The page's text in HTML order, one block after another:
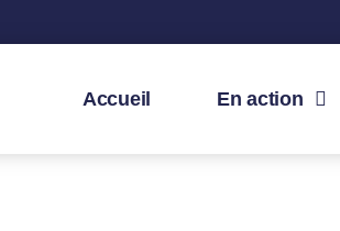
Accueil En action